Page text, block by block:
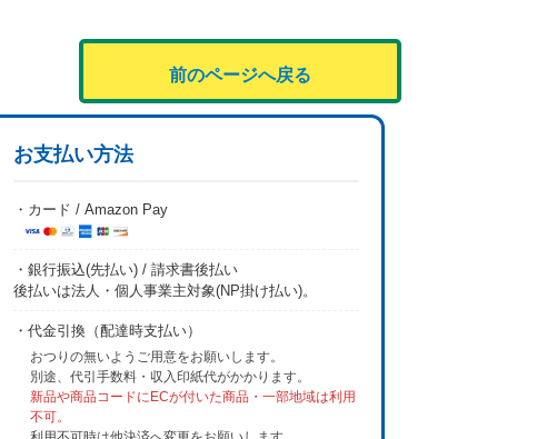
前のページへ戻る
お支払い方法
・カード / Amazon Pay
・銀行振込(先払い) / 請求書後払い
後払いは法人・個人事業主対象(NP掛け払い)。
・代金引換（配達時支払い）
おつりの無いようご用意をお願いします。
別途、代引手数料・収入印紙代がかかります。
新品や商品コードにECが付いた商品・一部地域は利用
不可。